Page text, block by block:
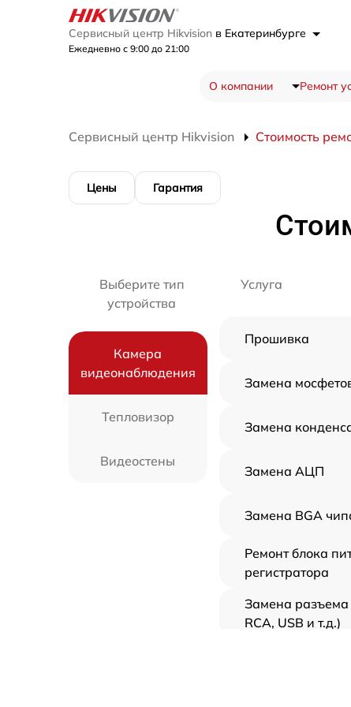
Сервисный центр Hikvision в Екатеринбурге
Ежедневно с 9:00 до 21:00
О компании Ремонт
Сервисный центр Hikvision Стоимость
Цены Гарантия
Выберите тип
устройства
Камера
видеонаблюдения
Тепловизор
Видеостены
Услуга
Прошивка
Замена
Замена
Замена АЦП
Замена BGA
Ремонт блока
регистратора
Замена разъема
RCA, USB и т.д.)
Замена HDD